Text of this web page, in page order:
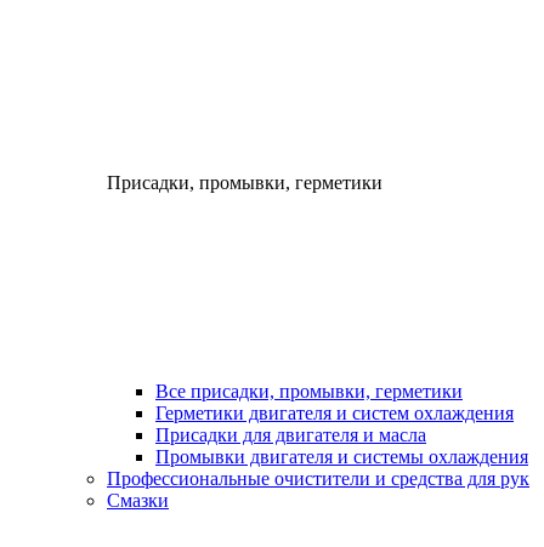
Присадки, промывки, герметики
Все присадки, промывки, герметики
Герметики двигателя и систем охлаждения
Присадки для двигателя и масла
Промывки двигателя и системы охлаждения
Профессиональные очистители и средства для рук
Смазки